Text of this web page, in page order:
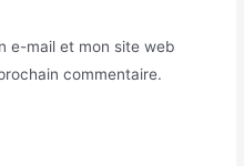
e-mail et mon site web
commentaire.